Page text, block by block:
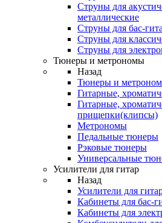
Струны для
металлические
Струны для бас-
Струны для
Струны для
Тюнеры и метрономы
Назад
Тюнеры и
Гитарные,
Гитарные,
прищепки(клипсы)
Метрономы
Педальные тюнеры
Рэковые тюнеры
Универсальные
Усилители для гитар
Назад
Усилители для
Кабинеты для бас-
Кабинеты для